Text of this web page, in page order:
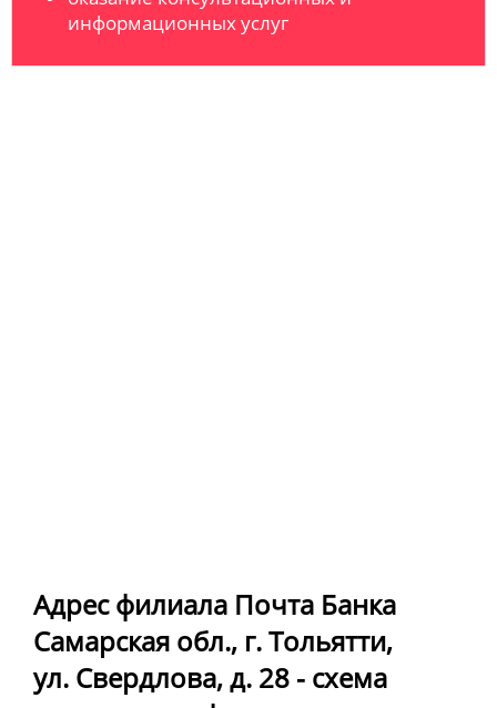
информационных услуг
Адрес филиала Почта Банка
Самарская обл., г. Тольятти,
ул. Свердлова, д. 28 - схема